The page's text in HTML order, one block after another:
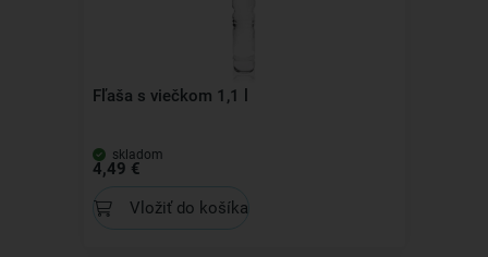
Fľaša s viečkom 1,1 l
skladom
4,49 €
Vložiť do košíka